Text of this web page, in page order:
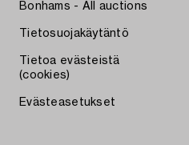
Bonhams - All auctions
Tietosuojakäytäntö
Tietoa evästeistä
(cookies)
Evästeasetukset